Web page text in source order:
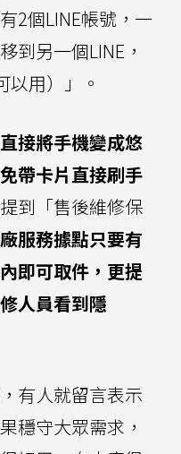
2個LINE帳號，一
到另一個LINE，
以用）」。
接將手機變成悠
帶卡片直接刷手
到「售後維修保
服務據點只要有
即可取件，更提
人員看到隱
有人就留言表示
穩守大眾需求，